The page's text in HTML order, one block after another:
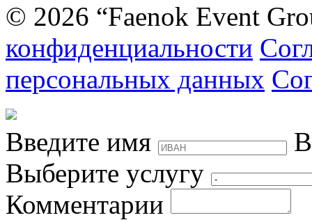
© 2026 “Faenok Event
конфиденциальности
персональных данных
Введите имя
Выберите услугу
Комментарии